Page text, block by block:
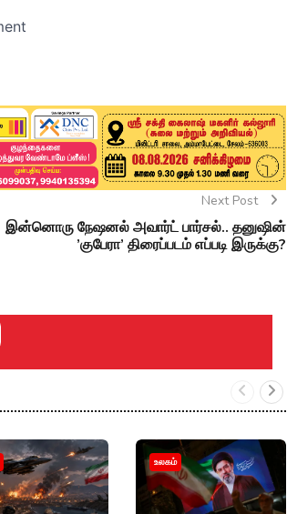
Next Post
இன்னொரு நேஷனல் அவார்ட் பார்சல்.. தனுஷின்
’குபேரா’ திரைப்படம் எப்படி இருக்கு?
உலகம்